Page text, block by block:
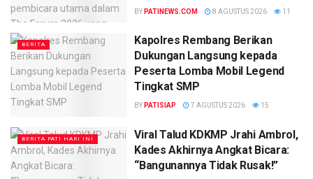
BY PATINEWS.COM 8 AGUSTUS 2026 11
BERITA
Kapolres Rembang Berikan
Dukungan Langsung kepada
Peserta Lomba Mobil Legend
Tingkat SMP
BY PATISIAP 7 AGUSTUS 2026 15
BERITA PATI HARI INI
Viral Talud KDKMP Jrahi Ambrol,
Kades Akhirnya Angkat Bicara:
“Bangunannya Tidak Rusak!”